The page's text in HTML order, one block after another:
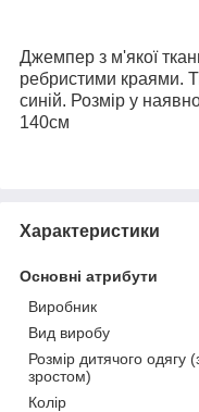
Джемпер з м'якої
ребристими краями.
синій. Розмір у
140см
Характеристики
Основні атрибути
Виробник
Вид виробу
Розмір дитячого одягу
зростом)
Колір